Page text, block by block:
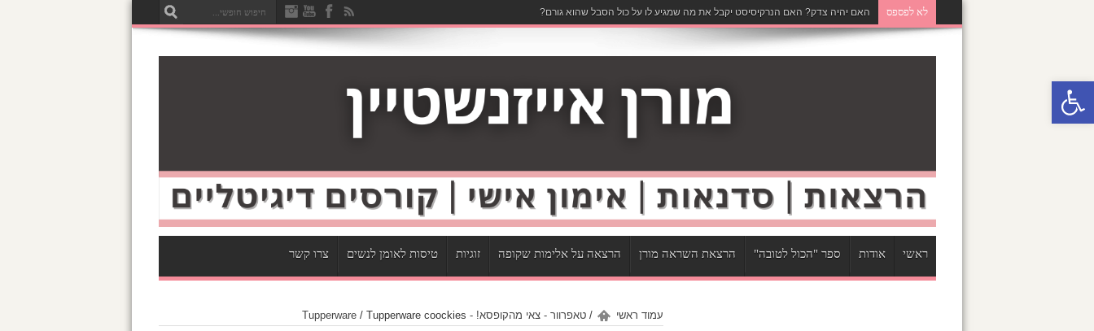
פתח סרגל נגישות
לא לפספס האם יהיה צדק? האם הנרקיסיסט יקבל את מה שמגיע לו על כול הסבל שהוא גורם?
ראשי אודות ספר "הכול לטובה" הרצאת השראה מורן הרצאה על אלימות שקופה זוגיות טיסות לאומן לנשים צרו קשר
עמוד ראשי /טאפרוור - צאי מהקופסא! - Tupperware / Tupperware coockies